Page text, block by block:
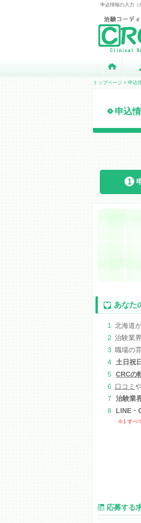
申込情報の入力（
トップページ > 申込
申込
1
あなた
1 北海道
2 治験業
3 職場の
4
土日祝
5
CRCの
6 口コミ
7
治験業
8
LINE・
※1 すべ
応募する